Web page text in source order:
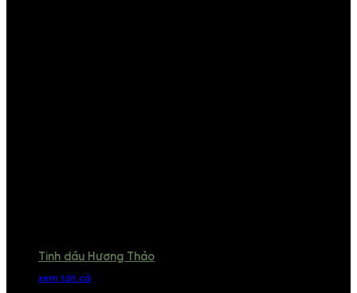
Tinh dầu Hương Thảo
xem tất cả